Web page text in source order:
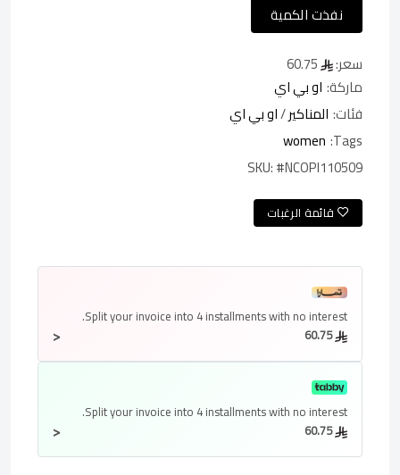
نفذت الكمية
سعر:
ماركة: او بي اي
فئات: المناكير/او بي اي
Tags:
women
SKU:#NCOPI110509
قائمة الرغبات
Split your invoice into 4 installmentswith no interest.
< 60.75
Split your invoice into 4 installmentswith no interest.
< 60.75